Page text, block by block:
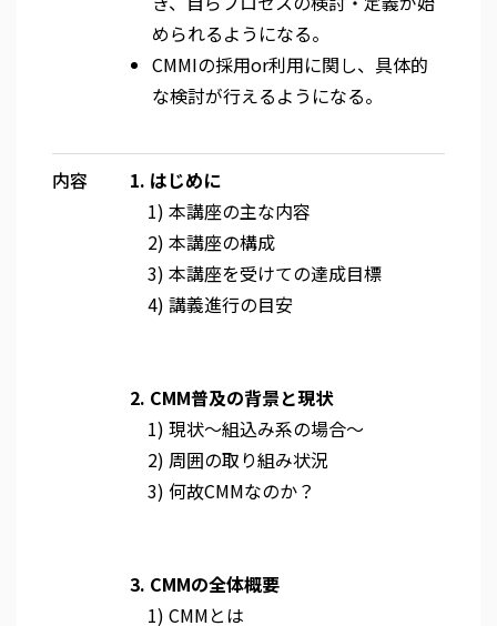
められるようになる。
CMMIの採用or利用に関し、具体的
な検討が行えるようになる。
内容
1. はじめに
1) 本講座の主な内容
2) 本講座の構成
3) 本講座を受けての達成目標
4) 講義進行の目安
2. CMM普及の背景と現状
1) 現状～組込み系の場合～
2) 周囲の取り組み状況
3) 何故CMMなのか？
3. CMMの全体概要
1) CMMとは